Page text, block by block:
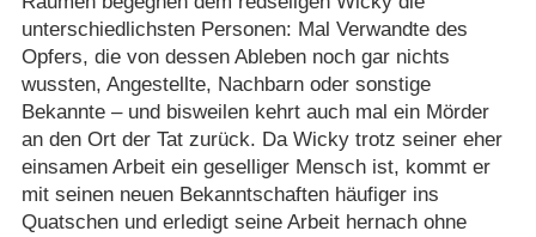
unterschiedlichsten Personen: Mal Verwandte des
Opfers, die von dessen Ableben noch gar nichts
wussten, Angestellte, Nachbarn oder sonstige
Bekannte – und bisweilen kehrt auch mal ein Mörder
an den Ort der Tat zurück. Da Wicky trotz seiner eher
einsamen Arbeit ein geselliger Mensch ist, kommt er
mit seinen neuen Bekanntschaften häufiger ins
Quatschen und erledigt seine Arbeit hernach ohne